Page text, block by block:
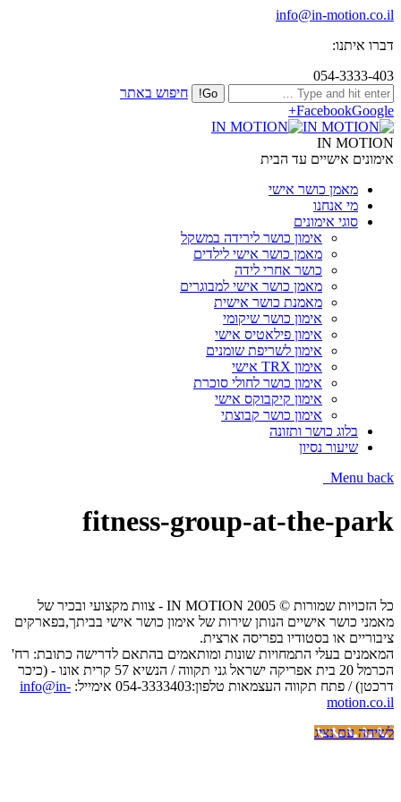
info@in-motion.co.il
דברו איתנו:
054-3333-403
חיפוש באתר
FacebookGoogle+
IN MOTION
אימונים אישיים עד הבית
מאמן כושר אישי
מי אנחנו
סוגי אימונים
אימון כושר לירידה במשקל
מאמן כושר אישי לילדים
כושר אחרי לידה
מאמן כושר אישי למבוגרים
מאמנת כושר אישית
אימון כושר שיקומי
אימון פילאטיס אישי
אימון לשריפת שומנים
אימון TRX אישי
אימון כושר לחולי סוכרת
אימון קיקבוקס אישי
אימון כושר קבוצתי
בלוג כושר ותזונה
שיעור נסיון
Menu back
fitness-group-at-the-park
כל הזכויות שמורות © IN MOTION 2005 - צוות מקצועי ובכיר של
מאמני כושר אישיים הנותן שירות של אימון כושר אישי בביתך,בפארקים
ציבוריים או בסטודיו בפריסה ארצית.
המאמנים בעלי התמחויות שונות ומותאמים בהתאם לדרישה כתובת: רח'
הכרמל 20 בית אפריקה ישראל גני תקווה / הנשיא 57 קרית אונו - (כיכר
דרכטן) / פתח תקווה העצמאות טלפון:054-3333403 אימייל:
info@in-
motion.co.il
לשיחה עם נציג